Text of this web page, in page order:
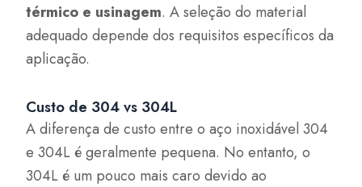
térmico e usinagem. A seleção do material
adequado depende dos requisitos específicos da
aplicação.
Custo de 304 vs 304L
A diferença de custo entre o aço inoxidável 304
e 304L é geralmente pequena. No entanto, o
304L é um pouco mais caro devido ao